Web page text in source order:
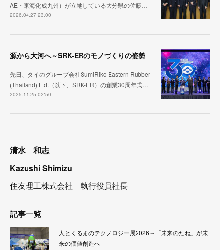
AE・東海化成九州）が立地している大分県の佐藤…
2026.04.27 23:00
源から大河へ～SRK-ERのモノづくりの姿勢
先日、タイのグループ会社SumiRiko Eastern Rubber
(Thailand) Ltd.（以下、SRK-ER）の創業30周年式…
2025.11.25 02:50
清水 和志
Kazushi Shimizu
住友理工株式会社 執行役員社長
記事一覧
人とくるまのテクノロジー展2026～「未来のたね」が未
来の価値創造へ